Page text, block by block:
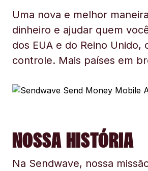
Uma nova e melhor
dinheiro e ajudar quem
dos EUA e do Reino Unido,
controle. Mais países em
NOSSA HISTÓRIA
Na Sendwave, nossa